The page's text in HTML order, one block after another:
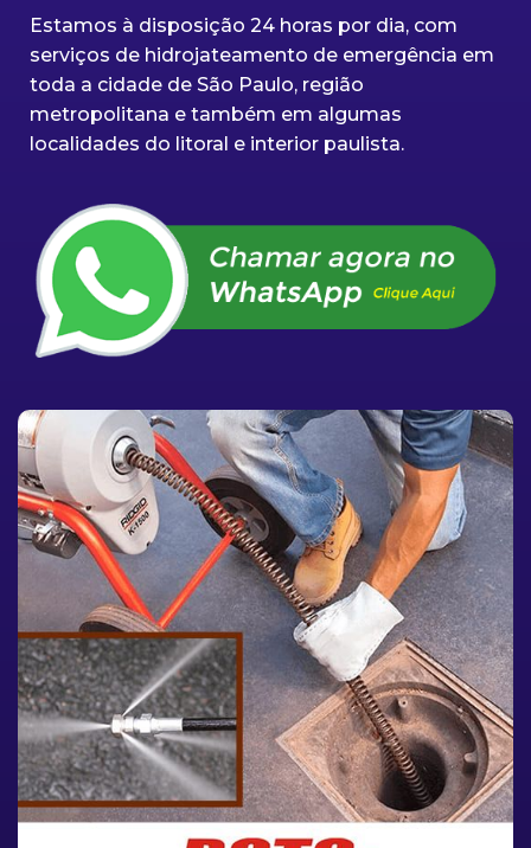
Estamos à disposição 24 horas por dia, com
serviços de hidrojateamento de emergência em
toda a cidade de São Paulo, região
metropolitana e também em algumas
localidades do litoral e interior paulista.